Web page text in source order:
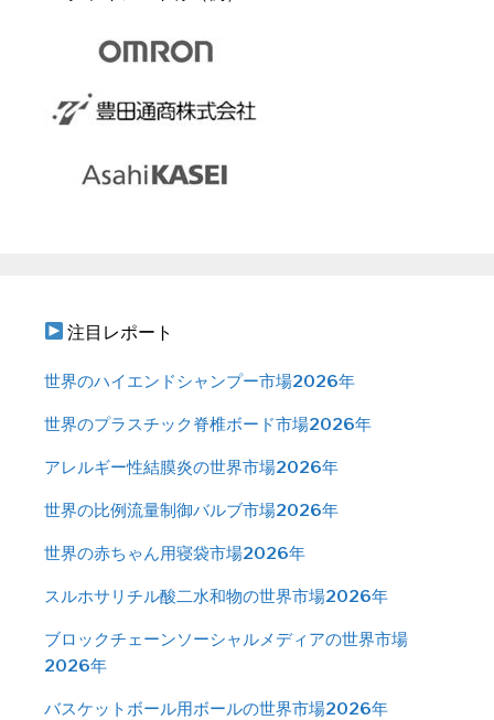
注目レポート
世界のハイエンドシャンプー市場2026年
世界のプラスチック脊椎ボード市場2026年
アレルギー性結膜炎の世界市場2026年
世界の比例流量制御バルブ市場2026年
世界の赤ちゃん用寝袋市場2026年
スルホサリチル酸二水和物の世界市場2026年
ブロックチェーンソーシャルメディアの世界市場
2026年
バスケットボール用ボールの世界市場2026年